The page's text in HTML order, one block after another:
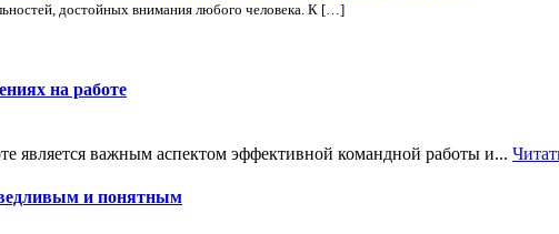
достойных внимания любого человека. К […]
на работе
является важным аспектом эффективной командной работы и...
и понятным